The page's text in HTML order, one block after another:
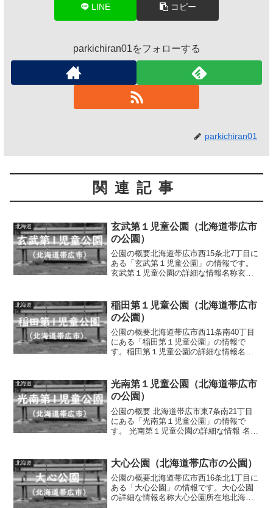
LINE コピー
parkichiran01をフォローする
parkichiran01
関連記事
北海道
玄武第１児童公園（北海道帯広市
の公園）
公園の概要北海道帯広市西15条北7丁目に
ある「玄武第１児童公園」の情報です。
玄武第１児童公園の詳細な情報名称玄武
具複合遊具（滑り台、ロープ遊具、タイ
ヤブランコ...
北海道
稲田第１児童公園（北海道帯広市
の公園）
公園の概要北海道帯広市西11条南40丁目
にある「稲田第１児童公園」の情報で
す。稲田第１児童公園の詳細な情報名称
設・遊具バスケットゴール、滑り台、ブ
ランコ、鉄棒...
北海道
光南第１児童公園（北海道帯広市
の公園）
公園の概要 北海道帯広市東7条南21丁目
にある「光南第１児童公園」の情報で
す。 光南第１児童公園の詳細な情報 名称
設・遊具 築山、滑り台、ブランコ、ロ
ッ...
北海道 大心公園（北海道帯広市の公園）
公園の概要北海道帯広市西16条北1丁目に
ある「大心公園」の情報です。大心公園
の詳細な情報名称大心公園所在地北海道